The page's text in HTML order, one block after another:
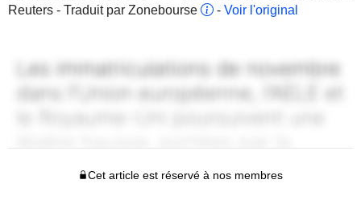
Reuters - Traduit par Zonebourse
- Voir l'original
Cet article est réservé à nos membres